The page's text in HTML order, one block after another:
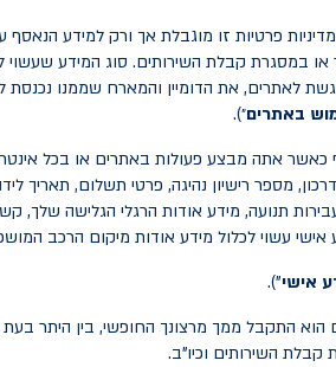
פרטיות זו מוגבלת אך ורק למידע הנאסף
במסגרת קבלת השירותים. סוג המידע שעשוי
לאתרים, את הדומיין והמארח שממנו
באתרים״).
כאשר אתה מבצע פעולות באתרים או בכל
מספר רישיון נהיגה, פרטי תשלום, תאריך
תנועה, מידע אודות הרגלי הגלישה
אישי עשוי לכלול מידע אודות מיקום הרכב
אישי").
הוא התקבל ממך מרצונך החופשי, בין היתר
קבלת השירותים וכיו"ב.